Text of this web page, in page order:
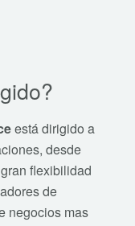
está dirigido a
desde
flexibilidad
de
negocios mas